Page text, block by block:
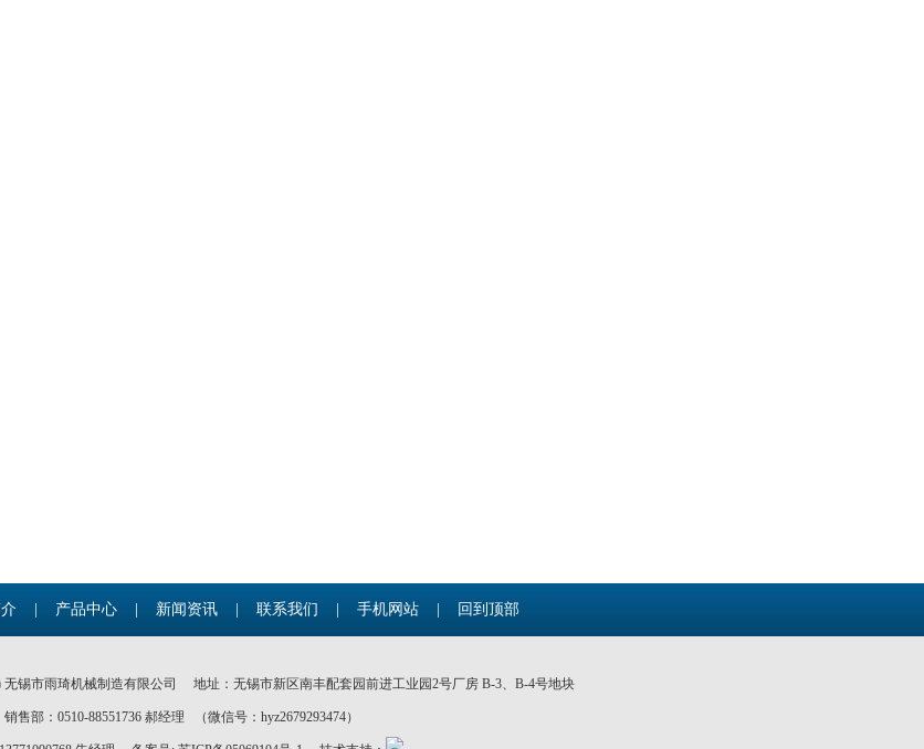
产品中心 新闻资讯 联系我们 手机网站 回到顶部
无锡市雨琦机械制造有限公司 地址：无锡市新区南丰配套园前进工业园2号厂房 B-3、B-4号地块
销售部：0510-88551736 郝经理 （微信号：hyz2679293474）